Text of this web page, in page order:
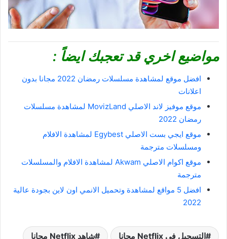
مواضيع اخري قد تعجبك ايضاً :
افضل موقع لمشاهدة مسلسلات رمضان 2022 مجانا بدون
اعلانات
موقع موفيز لاند الاصلي MovizLand لمشاهدة مسلسلات
رمضان 2022
موقع ايجي بست الاصلي Egybest لمشاهدة الافلام
ومسلسلات مترجمة
موقع اكوام الاصلي Akwam لمشاهدة الافلام والمسلسلات
مترجمة
افضل 5 مواقع لمشاهدة وتحميل الانمي اون لاين بجودة عالية
2022
التسجيل في Netflix مجانا شاهد Netflix مجانا